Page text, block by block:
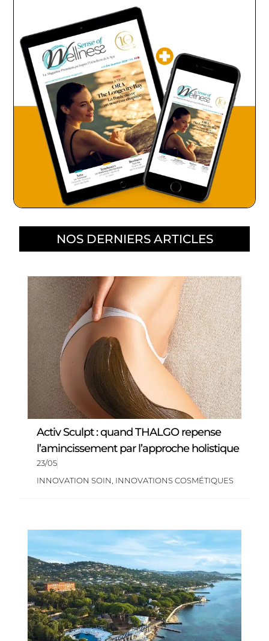
NOS DERNIERS ARTICLES
Activ Sculpt : quand THALGO repense
l’amincissement par l’approche holistique
23/05
INNOVATION SOIN INNOVATIONS COSMÉTIQUES